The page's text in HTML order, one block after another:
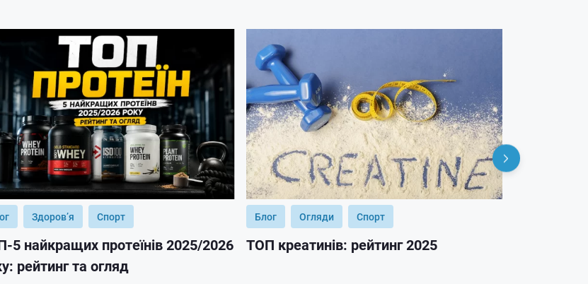
Здоров’я Спорт
5 найкращих протеїнів 2025/2026
рейтинг та огляд
Блог Огляди Спорт
ТОП креатинів: рейтинг 2025